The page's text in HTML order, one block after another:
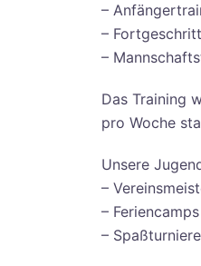
–
–
–
Das Training
pro Woche
Unsere
–
– Feriencamps
–